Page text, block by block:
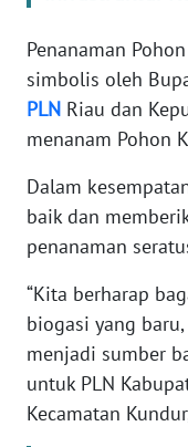
Penanaman
simbolis oleh
PLN Riau dan
menanam Pohon
Dalam
baik dan
penanaman
“Kita berharap
biogasi yang
menjadi sumber
untuk PLN
Kecamatan
WN
JAKARTA
WN
WN
BANTEN
WN
NTT
WN
KEPRI